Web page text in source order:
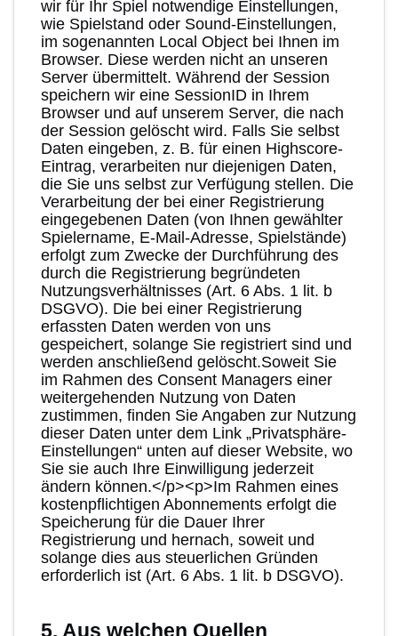
wir für Ihr Spiel notwendige Einstellungen,
wie Spielstand oder Sound-Einstellungen,
im sogenannten Local Object bei Ihnen im
Browser. Diese werden nicht an unseren
Server übermittelt. Während der Session
speichern wir eine SessionID in Ihrem
Browser und auf unserem Server, die nach
der Session gelöscht wird. Falls Sie selbst
Daten eingeben, z. B. für einen Highscore-
Eintrag, verarbeiten nur diejenigen Daten,
die Sie uns selbst zur Verfügung stellen. Die
Verarbeitung der bei einer Registrierung
eingegebenen Daten (von Ihnen gewählter
Spielername, E-Mail-Adresse, Spielstände)
erfolgt zum Zwecke der Durchführung des
durch die Registrierung begründeten
Nutzungsverhältnisses (Art. 6 Abs. 1 lit. b
DSGVO). Die bei einer Registrierung
erfassten Daten werden von uns
gespeichert, solange Sie registriert sind und
werden anschließend gelöscht.Soweit Sie
im Rahmen des Consent Managers einer
weitergehenden Nutzung von Daten
zustimmen, finden Sie Angaben zur Nutzung
dieser Daten unter dem Link „Privatsphäre-
Einstellungen“ unten auf dieser Website, wo
Sie sie auch Ihre Einwilligung jederzeit
ändern können.</p><p>Im Rahmen eines
kostenpflichtigen Abonnements erfolgt die
Speicherung für die Dauer Ihrer
Registrierung und hernach, soweit und
solange dies aus steuerlichen Gründen
erforderlich ist (Art. 6 Abs. 1 lit. b DSGVO).
5. Aus welchen Quellen